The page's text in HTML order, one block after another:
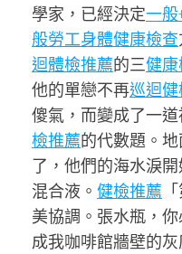
學家，已經決定一般
般勞工身體健康檢查
迴體檢推薦的三健
他的單戀不再巡迴
傻氣，而變成了一
檢推薦的代數題。
了，他們的海水淚
混合液。 健檢推薦
美協調。張水瓶，
成我咖啡館牆壁的灰